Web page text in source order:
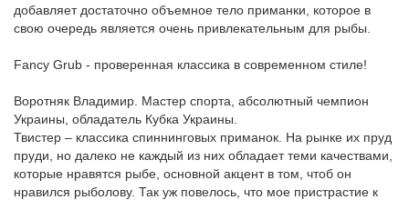
добавляет достаточно объемное тело приманки, которое в
свою очередь является очень привлекательным для рыбы.
Fancy Grub - проверенная классика в современном стиле!
Воротняк Владимир. Мастер спорта, абсолютный чемпион
Украины, обладатель Кубка Украины.
Твистер – классика спиннинговых приманок. На рынке их пруд
пруди, но далеко не каждый из них обладает теми качествами,
которые нравятся рыбе, основной акцент в том, чтоб он
нравился рыболову. Так уж повелось, что мое пристрастие к